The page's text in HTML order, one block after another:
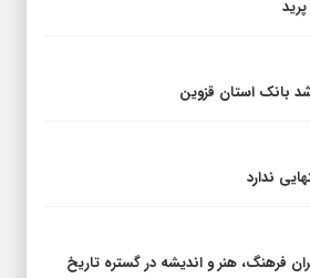
بانک استان قزوین
ندارد
فرهنگ، هنر و اندیشه در گستره تاریخ